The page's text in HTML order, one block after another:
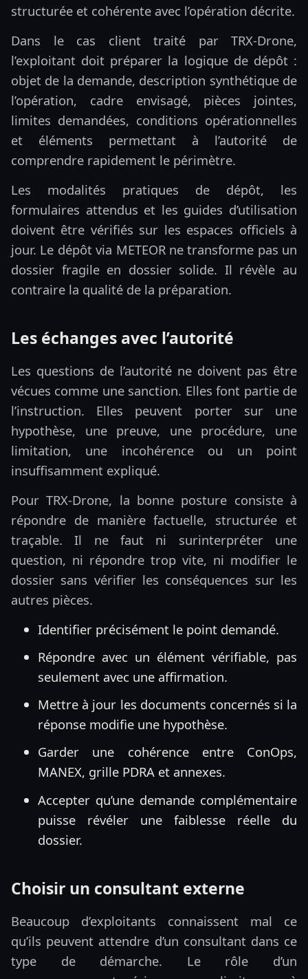
structurée et cohérente avec l’opération décrite.
Dans le cas client traité par TRX-Drone,
l’exploitant doit préparer la logique de dépôt :
objet de la demande, description synthétique de
l’opération, cadre envisagé, pièces jointes,
limites demandées, conditions opérationnelles
et éléments permettant à l’autorité de
comprendre rapidement le périmètre.
Les modalités pratiques de dépôt, les
formulaires attendus et les guides d’utilisation
doivent être vérifiés sur les espaces officiels à
jour. Le dépôt via METEOR ne transforme pas un
dossier fragile en dossier solide. Il révèle au
contraire la qualité de la préparation.
Les échanges avec l’autorité
Les questions de l’autorité ne doivent pas être
vécues comme une sanction. Elles font partie de
l’instruction. Elles peuvent porter sur une
hypothèse, une preuve, une procédure, une
limitation, une incohérence ou un point
insuffisamment expliqué.
Pour TRX-Drone, la bonne posture consiste à
répondre de manière factuelle, structurée et
traçable. Il ne faut ni surinterpréter une
question, ni répondre trop vite, ni modifier le
dossier sans vérifier les conséquences sur les
autres pièces.
Identifier précisément le point demandé.
Répondre avec un élément vérifiable, pas
seulement avec une affirmation.
Mettre à jour les documents concernés si la
réponse modifie une hypothèse.
Garder une cohérence entre ConOps,
MANEX, grille PDRA et annexes.
Accepter qu’une demande complémentaire
puisse révéler une faiblesse réelle du
dossier.
Choisir un consultant externe
Beaucoup d’exploitants connaissent mal ce
qu’ils peuvent attendre d’un consultant dans ce
type de démarche. Le rôle d’un